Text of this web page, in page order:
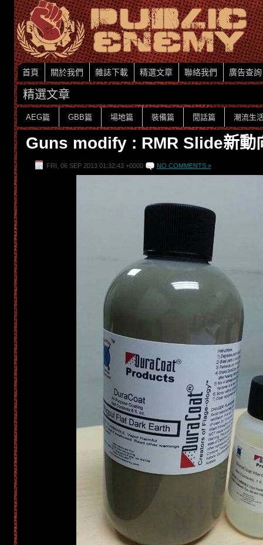
首頁 關於我們 雜誌下載 精選文章 聯絡我們 廣告查詢
精選文章
AEG篇 GBB篇 場地篇 裝備篇 閒話篇 潮流生
Guns modify : RMR Slide新動
FRI, 06 SEP 2013 01:32:43 +0000 NO COMMENTS »